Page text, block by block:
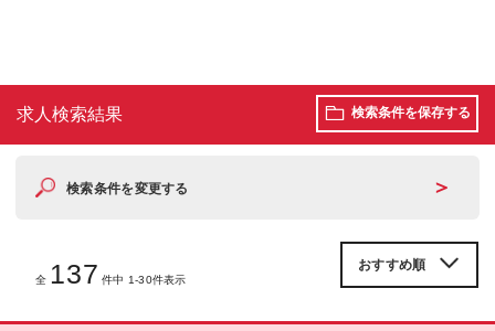
求人検索結果 検索条件を保存する
検索条件を変更する ＞
全 137 件中 1-30件表示